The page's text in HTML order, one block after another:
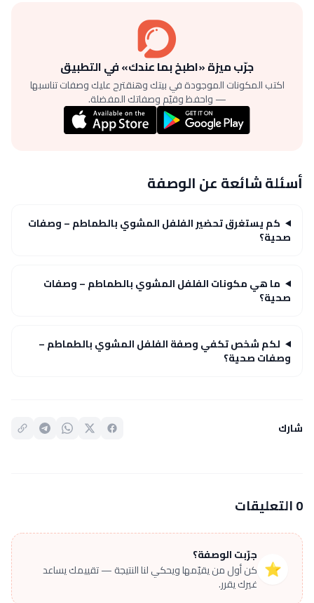
جرّب ميزة «اطبخ بما عندك» في التطبيق
اكتب المكونات الموجودة في بيتك وهنقترح عليك وصفات تناسبها
— واحفظ وقيّم وصفاتك المفضلة.
أسئلة شائعة عن الوصفة
كم يستغرق تحضير الفلفل المشوي بالطماطم – وصفات
صحية؟
ما هي مكونات الفلفل المشوي بالطماطم – وصفات
صحية؟
لكم شخص تكفي وصفة الفلفل المشوي بالطماطم –
وصفات صحية؟
شارك
0 التعليقات
⭐
جرّبت الوصفة؟
كن أول من يقيّمها ويحكي لنا النتيجة — تقييمك يساعد
غيرك يقرر.